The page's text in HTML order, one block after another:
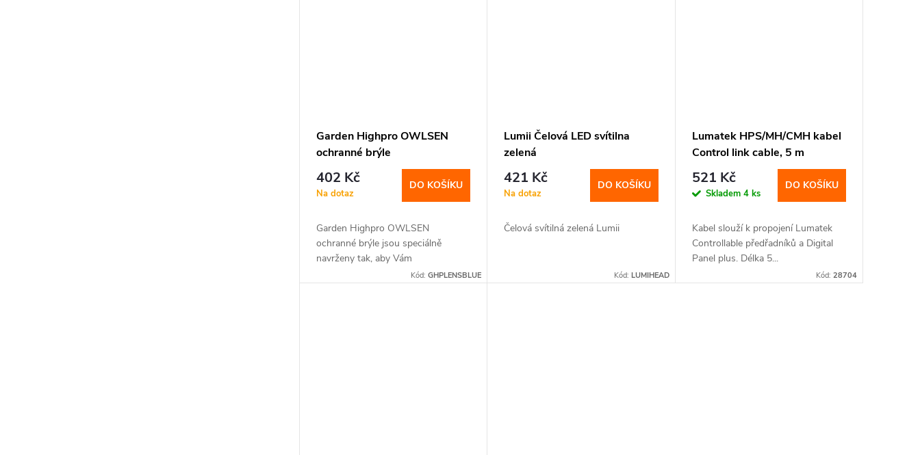
Garden Highpro OWLSEN
ochranné brýle
402 Kč
Na dotaz
DO KOŠÍKU
Garden Highpro OWLSEN
ochranné brýle jsou speciálně
navrženy tak, aby Vám
Kód:GHPLENSBLUE
Lumii Čelová LED svítilna
zelená
421 Kč
Na dotaz
DO KOŠÍKU
Čelová svítilná zelená Lumii
Kód: LUMIHEAD
Lumatek HPS/MH/CMH kabel
Control link cable, 5 m
(LUMM0011)
521 Kč
Skladem 4 ks
DO KOŠÍKU
Kabel slouží k propojení Lumatek
Controllable předřadníků a Digital
Panel plus. Délka 5...
Kód: 28704